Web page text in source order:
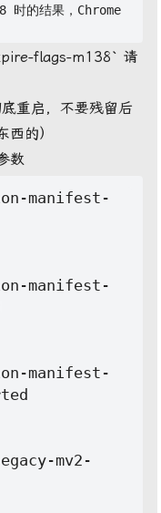
时的结果，Chrome
flags-m138` 请
重启，不要残留后
的）
数
manifest-
manifest-
manifest-
mv2-